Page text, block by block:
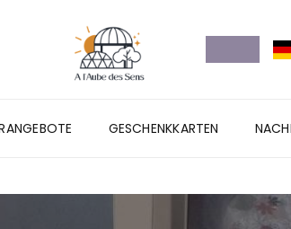
GESCHENKKARTEN